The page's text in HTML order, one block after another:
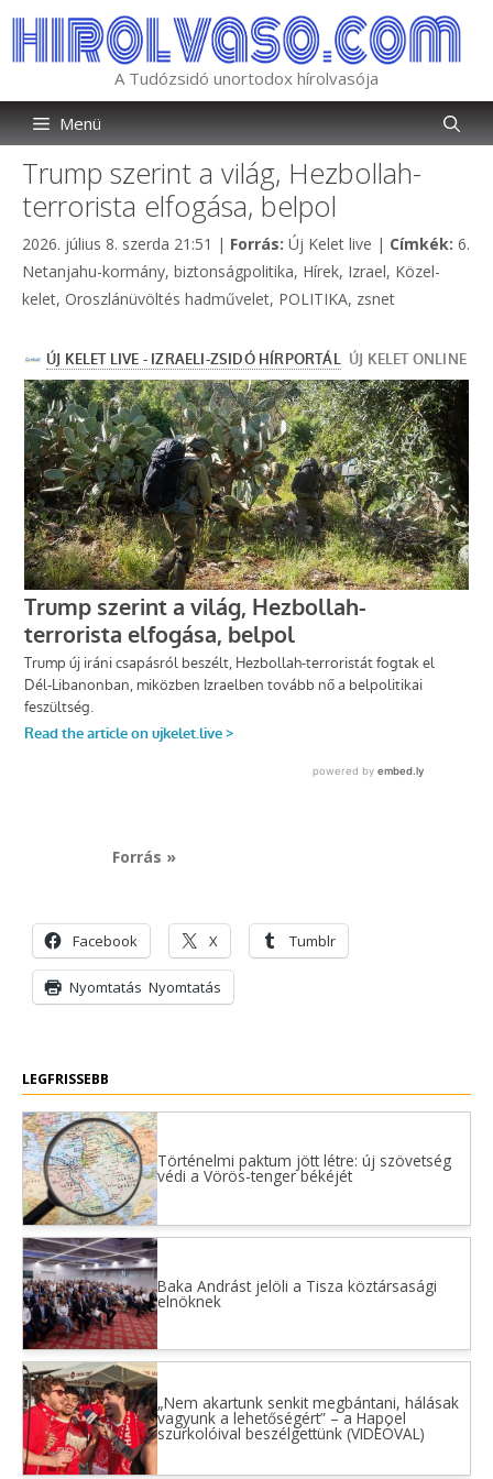
tartalomba
A Tudózsidó unortodox hírolvasója
Menü
Trump szerint a világ, Hezbollah-
terrorista elfogása, belpol
2026. július 8. szerda 21:51 | Forrás: Kategória
Új Kelet live | Címkék: 6.
Netanjahu-kormány, biztonságpolitika, Hírek, Izrael, Közel-
kelet, Oroszlánüvöltés hadművelet, POLITIKA, zsnet
Forrás »
Facebook X Tumblr
Nyomtatás Nyomtatás
LEGFRISSEBB
Történelmi paktum jött létre: új szövetség
védi a Vörös-tenger békéjét
Baka Andrást jelöli a Tisza köztársasági
elnöknek
„Nem akartunk senkit megbántani, hálásak
vagyunk a lehetőségért” – a Hapoel
szurkolóival beszélgettünk (VIDEÓVAL)